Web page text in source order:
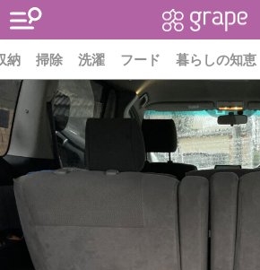
納 掃除 洗濯 フード 暮らしの知恵